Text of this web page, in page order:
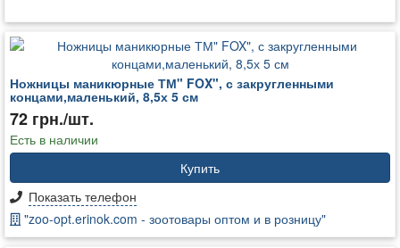
Ножницы маникюрные ТМ" FOX", с закругленными
концами,маленький, 8,5х 5 см
72 грн./шт.
Есть в наличии
Купить
Показать телефон
"zoo-opt.erinok.com - зоотовары оптом и в розницу"